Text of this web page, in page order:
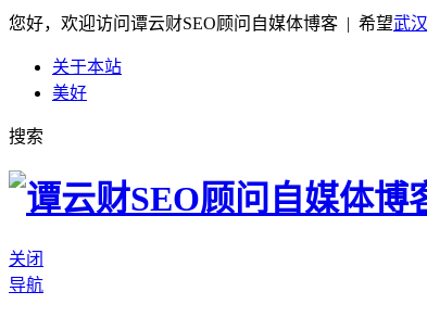
您好，欢迎访问谭云财SEO顾问自媒体博客 | 希望武
关于本站
美好
搜索
关闭
导航